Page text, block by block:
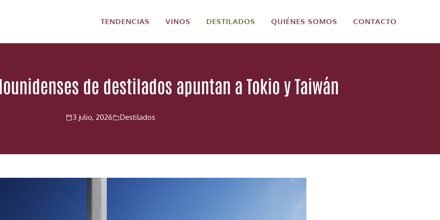
TENDENCIAS VINOS DESTILADOS QUIÉNES SOMOS CONTACTO
de destilados apuntan a Tokio y Taiwán
3 julio, 2026 Destilados